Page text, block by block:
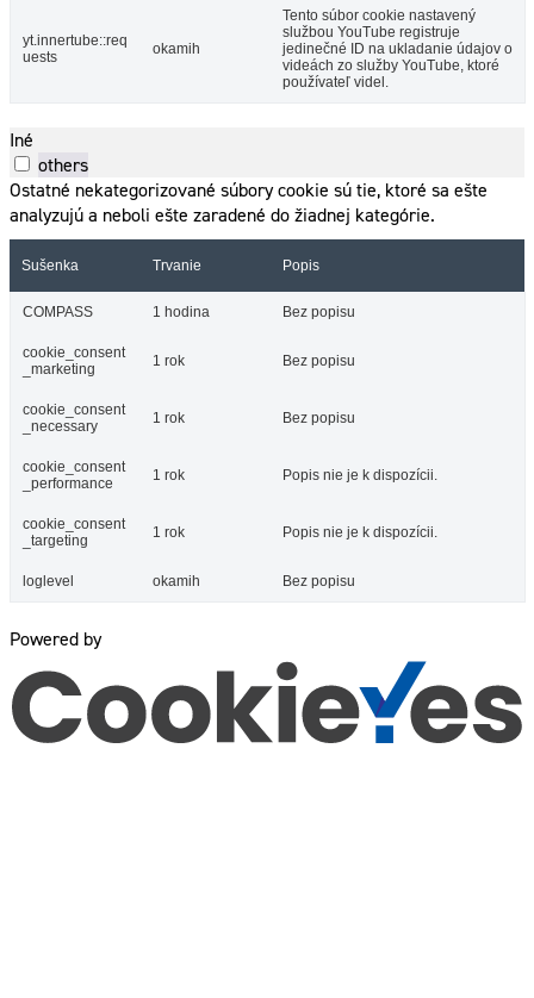
yt.innertube::req
uests
okamih
Tento súbor cookie nastavený
službou YouTube registruje
jedinečné ID na ukladanie údajov o
videách zo služby YouTube, ktoré
používateľ videl.
Iné
others
Ostatné nekategorizované súbory cookie sú tie, ktoré sa ešte
analyzujú a neboli ešte zaradené do žiadnej kategórie.
Sušenka Trvanie Popis
COMPASS 1 hodina Bez popisu
cookie_consent
_marketing
1 rok Bez popisu
cookie_consent
_necessary
1 rok Bez popisu
cookie_consent
_performance
1 rok Popis nie je k dispozícii.
cookie_consent
_targeting
1 rok Popis nie je k dispozícii.
loglevel okamih Bez popisu
Powered by